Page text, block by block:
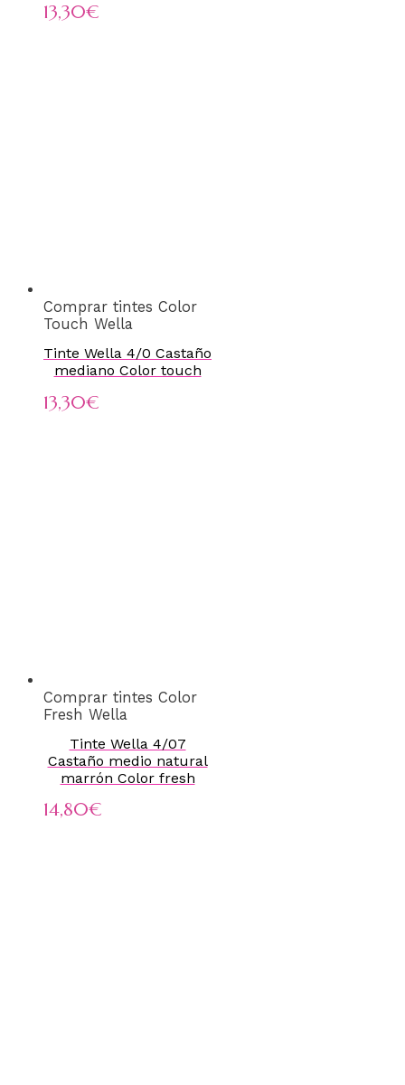
13,30€
Comprar tintes Color
Touch Wella
Tinte Wella 4/0 Castaño
mediano Color touch
13,30€
Comprar tintes Color
Fresh Wella
Tinte Wella 4/07
Castaño medio natural
marrón Color fresh
14,80€